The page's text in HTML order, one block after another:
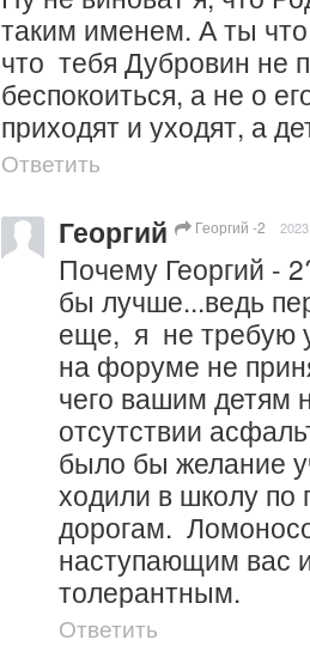
таким именем. А ты
что  тебя Дубровин не
беспокоиться, а не о
приходят и уходят, а
Ответить
Георгий Георгий -2
Почему Георгий -
бы лучше...ведь
еще,  я  не требую
на форуме не
чего вашим детям
отсутствии
было бы желание
ходили в школу по
дорогам.
наступающим вас
толерантным.
Ответить